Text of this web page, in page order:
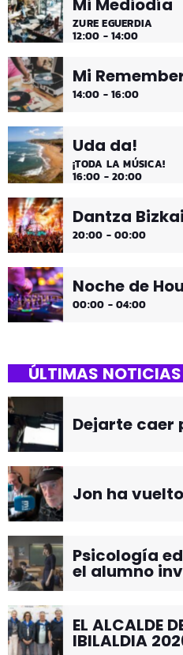
Mi Mediodía
ZURE EGUERDIA
12:00 - 14:00
Mi
14:00 - 16:00
Uda da!
¡TODA LA MÚSICA!
16:00 - 20:00
Dantza
20:00 - 00:00
Noche de
00:00 - 04:00
ÚLTIMAS NOTICIAS
Dejarte caer
Jon ha
Psicología
el alumno
EL ALCALDE
IBILALDIA